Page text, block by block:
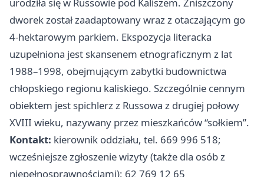
urodziła się w Russowie pod Kaliszem. Zniszczony
dworek został zaadaptowany wraz z otaczającym go
4-hektarowym parkiem. Ekspozycja literacka
uzupełniona jest skansenem etnograficznym z lat
1988–1998, obejmującym zabytki budownictwa
chłopskiego regionu kaliskiego. Szczególnie cennym
obiektem jest spichlerz z Russowa z drugiej połowy
XVIII wieku, nazywany przez mieszkańców “sołkiem”.
Kontakt: kierownik oddziału, tel. 669 996 518;
wcześniejsze zgłoszenie wizyty (także dla osób z
niepełnosprawnościami): 62 769 12 65